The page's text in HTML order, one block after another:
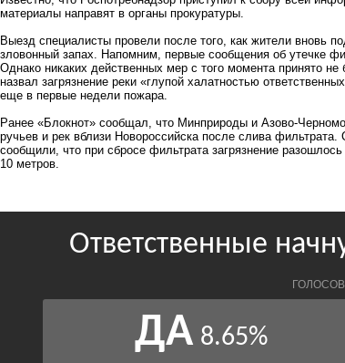
материалы направят в органы прокуратуры.
Выезд специалисты провели после того, как жители вновь
зловонный запах. Напомним, первые сообщения об утечке
Однако никаких действенных мер с того момента принято
назвал загрязнение реки «глупой халатностью
еще в первые недели пожара.
Ранее «Блокнот» сообщал, что Минприроды и Азово-
ручьев и рек вблизи Новороссийска после слива фильтрата.
сообщили, что при сбросе фильтрата загрязнение
10 метров.